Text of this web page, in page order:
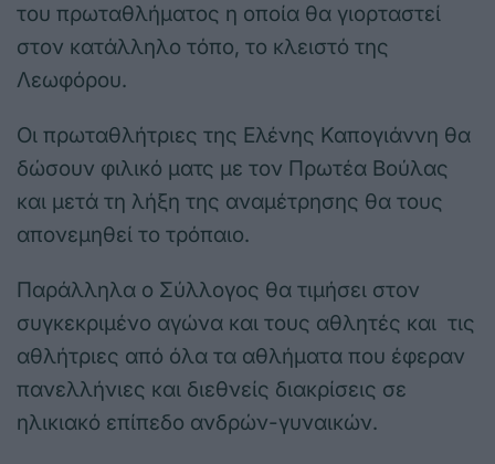
του πρωταθλήματος η οποία θα γιορταστεί
στον κατάλληλο τόπο, το κλειστό της
Λεωφόρου.
Οι πρωταθλήτριες της Ελένης Καπογιάννη θα
δώσουν φιλικό ματς με τον Πρωτέα Βούλας
και μετά τη λήξη της αναμέτρησης θα τους
απονεμηθεί το τρόπαιο.
Παράλληλα ο Σύλλογος θα τιμήσει στον
συγκεκριμένο αγώνα και τους αθλητές και τις
αθλήτριες από όλα τα αθλήματα που έφεραν
πανελλήνιες και διεθνείς διακρίσεις σε
ηλικιακό επίπεδο ανδρών-γυναικών.